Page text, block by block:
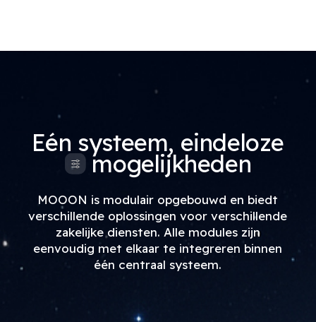
Eén systeem, eindeloze
mogelijkheden
MOOON is modulair opgebouwd en biedt
verschillende oplossingen voor verschillende
zakelijke diensten. Alle modules zijn
eenvoudig met elkaar te integreren binnen
één centraal systeem.